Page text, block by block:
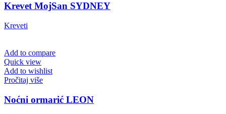
Krevet MojSan SYDNEY
Kreveti
Add to compare
Quick view
Add to wishlist
Pročitaj više
Noćni ormarić LEON